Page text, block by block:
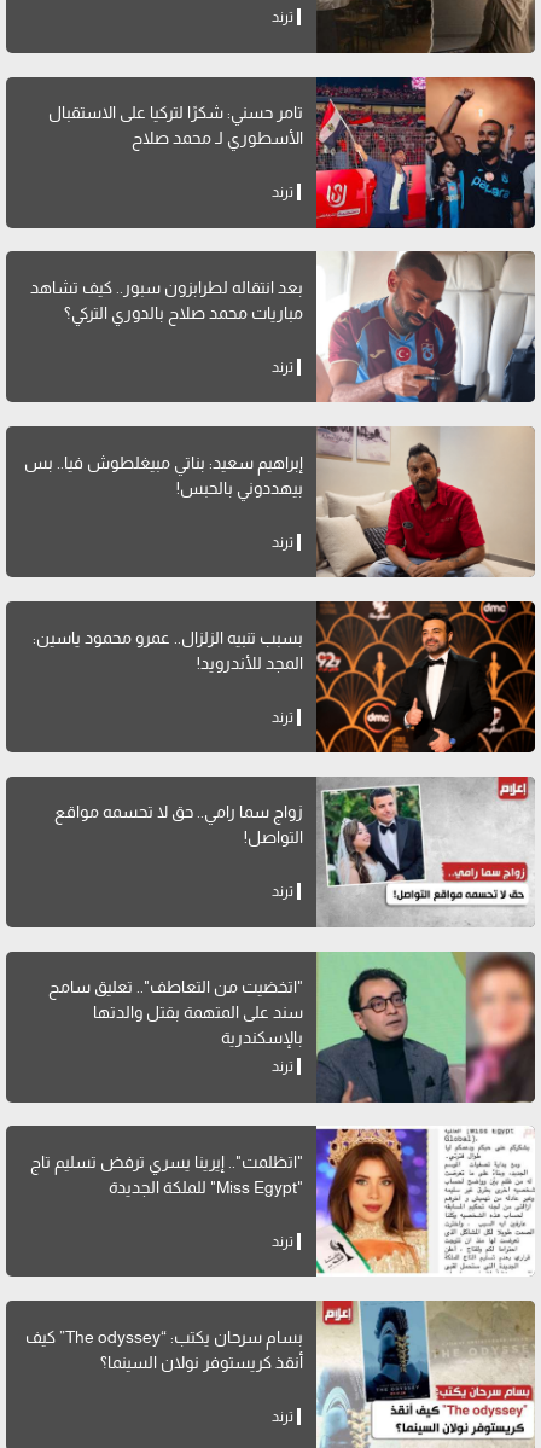
ترند
تامر حسني: شكرًا لتركيا على الاستقبال
الأسطوري لـ محمد صلاح
ترند
بعد انتقاله لطرابزون سبور.. كيف تشاهد
مباريات محمد صلاح بالدوري التركي؟
ترند
إبراهيم سعيد: بناتي مبيغلطوش فيا.. بس
بيهددوني بالحبس!
ترند
بسبب تنبيه الزلزال.. عمرو محمود ياسين:
المجد للأندرويد!
ترند
زواج سما رامي.. حق لا تحسمه مواقع
التواصل!
ترند
"اتخضيت من التعاطف".. تعليق سامح
سند على المتهمة بقتل والدتها
بالإسكندرية
ترند
"اتظلمت".. إيرينا يسري ترفض تسليم تاج
"Miss Egypt" للملكة الجديدة
ترند
بسام سرحان يكتب: “The odyssey” كيف
أنقذ كريستوفر نولان السينما؟
ترند